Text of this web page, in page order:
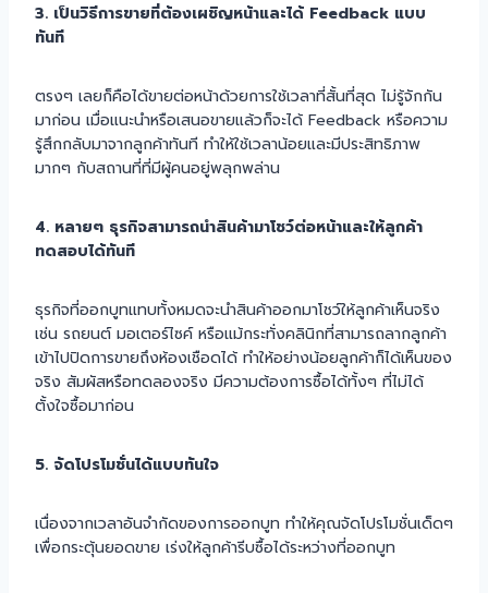
3. เป็นวิธีการขายที่ต้องเผชิญหน้าและได้ Feedback แบบ
ทันที
ตรงๆ เลยก็คือได้ขายต่อหน้าด้วยการใช้เวลาที่สั้นที่สุด ไม่รู้จักกัน
มาก่อน เมื่อแนะนำหรือเสนอขายแล้วก็จะได้ Feedback หรือความ
รู้สึกกลับมาจากลูกค้าทันที ทำให้ใช้เวลาน้อยและมีประสิทธิภาพ
มากๆ กับสถานที่ที่มีผู้คนอยู่พลุกพล่าน
4. หลายๆ ธุรกิจสามารถนำสินค้ามาโชว์ต่อหน้าและให้ลูกค้า
ทดสอบได้ทันที
ธุรกิจที่ออกบูทแทบทั้งหมดจะนำสินค้าออกมาโชว์ให้ลูกค้าเห็นจริง
เช่น รถยนต์ มอเตอร์ไซค์ หรือแม้กระทั่งคลินิกที่สามารถลากลูกค้า
เข้าไปปิดการขายถึงห้องเชือดได้ ทำให้อย่างน้อยลูกค้าก็ได้เห็นของ
จริง สัมผัสหรือทดลองจริง มีความต้องการซื้อได้ทั้งๆ ที่ไม่ได้
ตั้งใจซื้อมาก่อน
5. จัดโปรโมชั่นได้แบบทันใจ
เนื่องจากเวลาอันจำกัดของการออกบูท ทำให้คุณจัดโปรโมชั่นเด็ดๆ
เพื่อกระตุ้นยอดขาย เร่งให้ลูกค้ารีบซื้อได้ระหว่างที่ออกบูท